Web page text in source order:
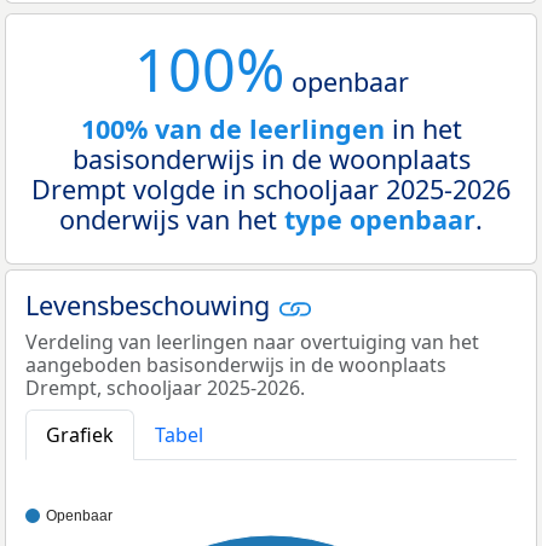
100% openbaar
100% van de leerlingen in het
basisonderwijs in de woonplaats
Drempt volgde in schooljaar 2025-2026
onderwijs van het type openbaar.
Levensbeschouwing
Verdeling van leerlingen naar overtuiging van het
aangeboden basisonderwijs in de woonplaats
Drempt, schooljaar 2025-2026.
Grafiek
Tabel
Openbaar